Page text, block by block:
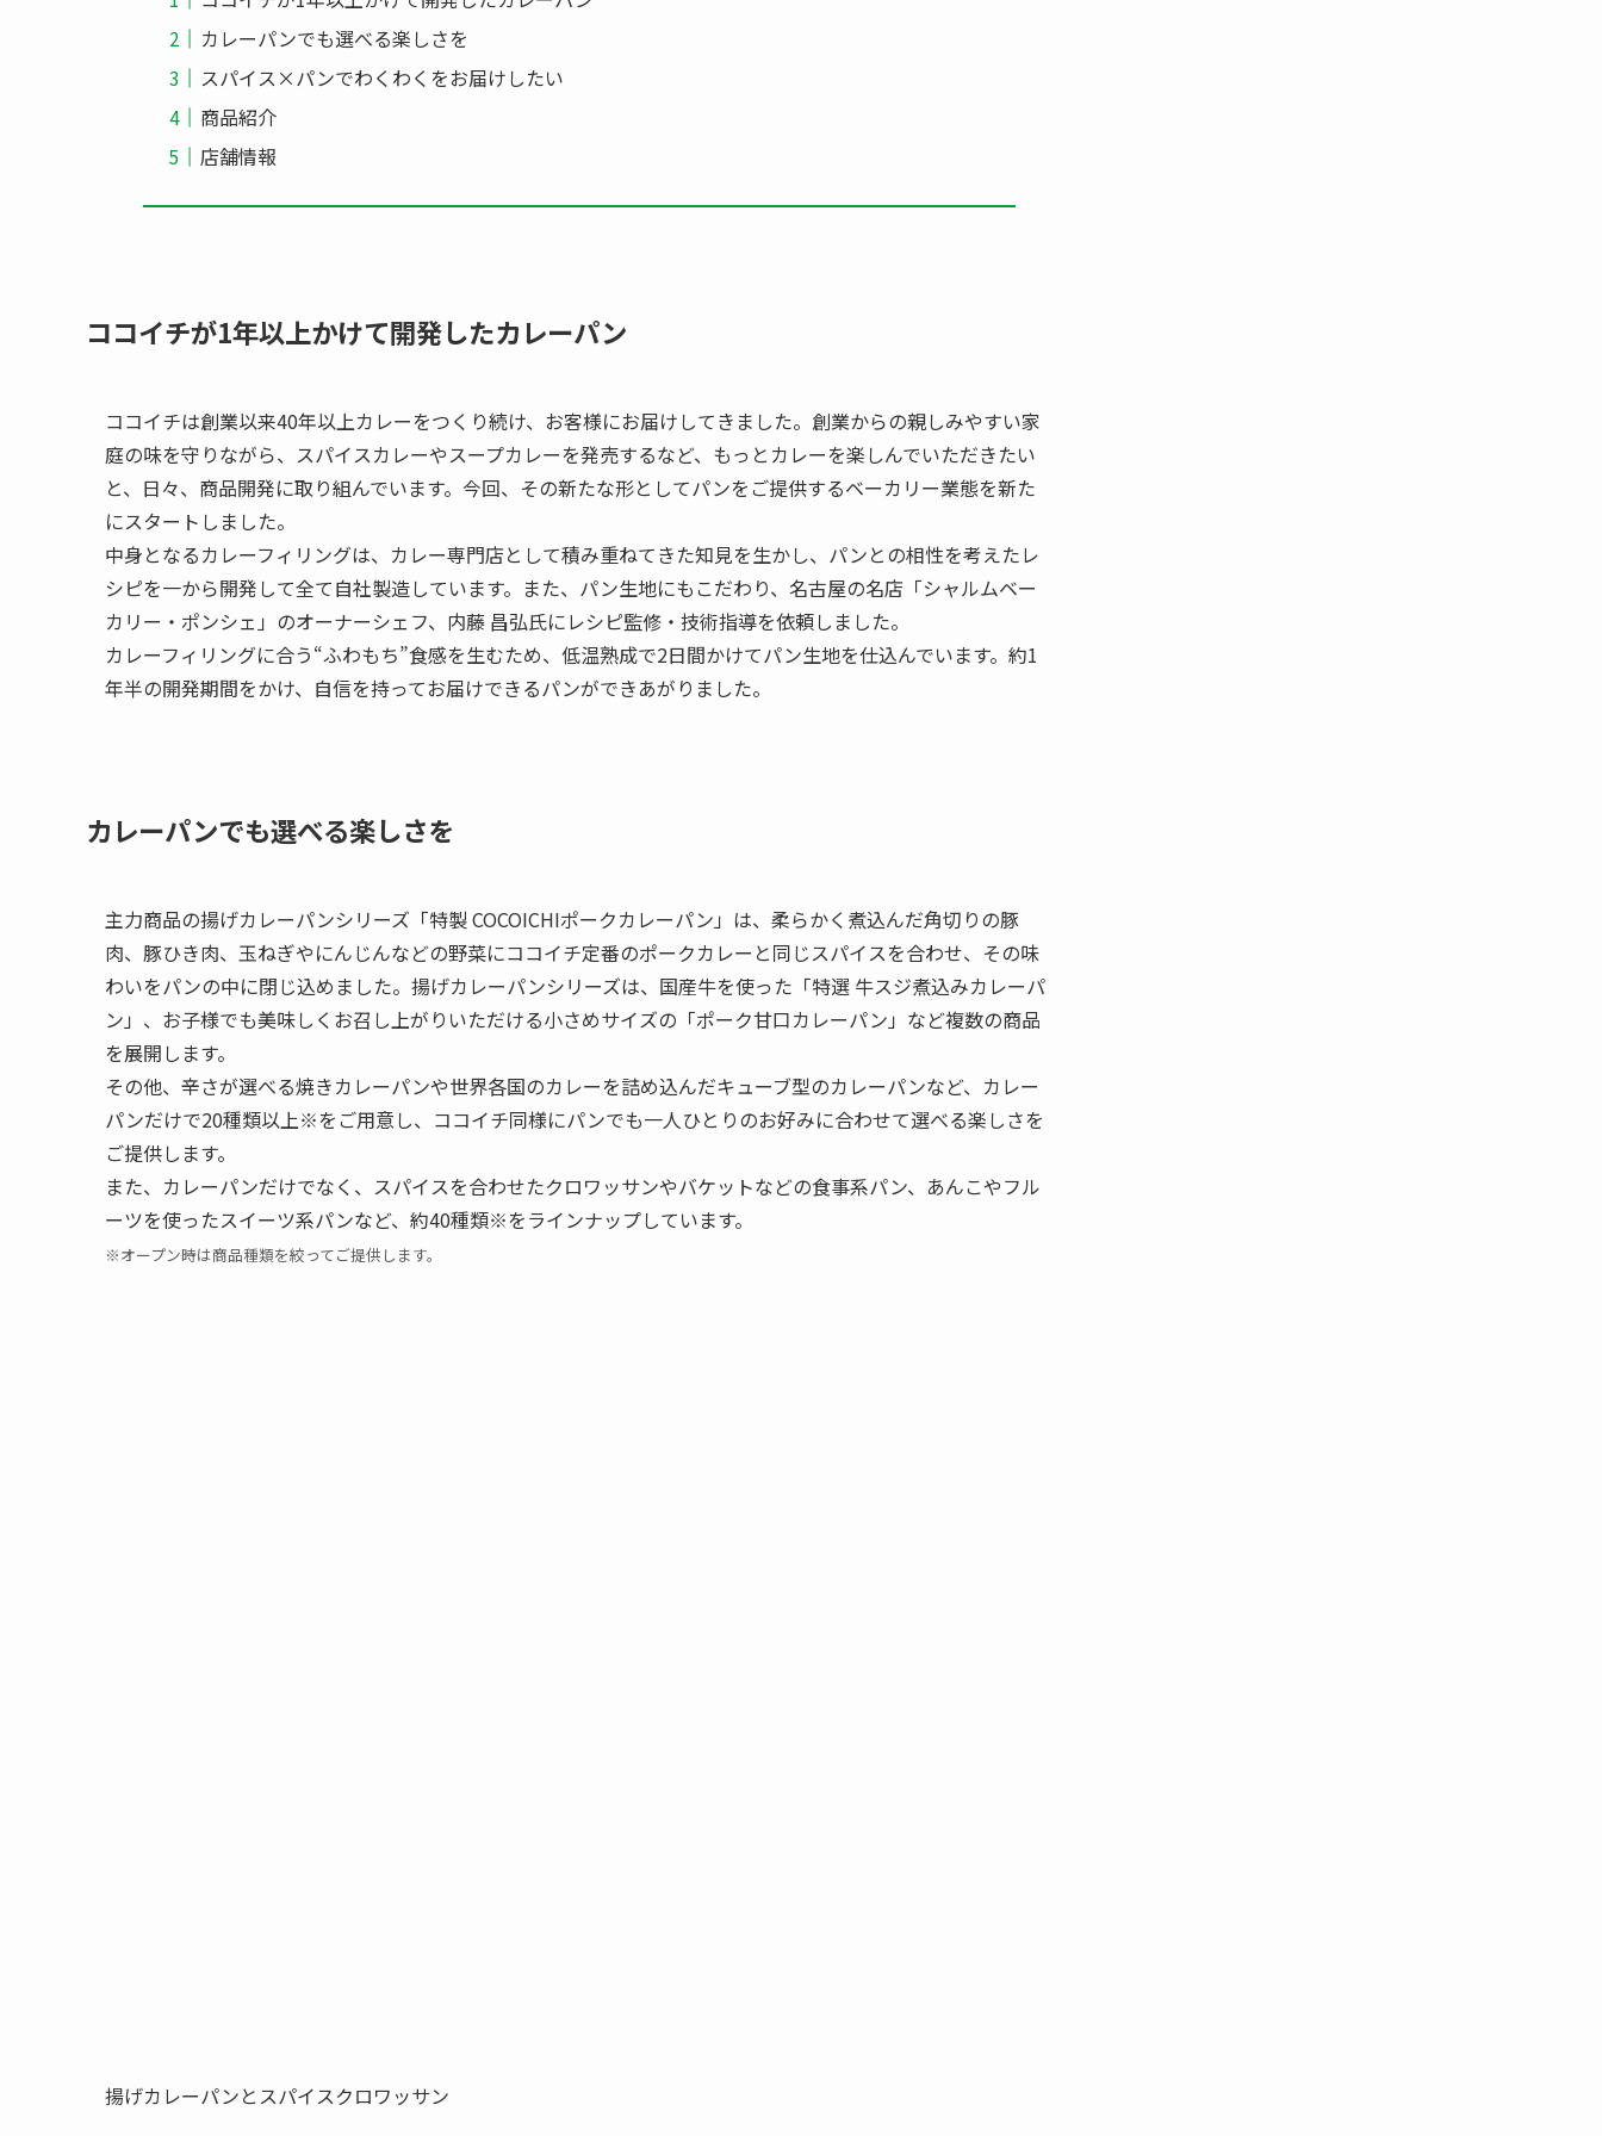
カレーパンでも選べる楽しさを
スパイス×パンでわくわくをお届けしたい
商品紹介
店舗情報
ココイチが1年以上かけて開発したカレーパン
ココイチは創業以来40年以上カレーをつくり続け、お客様にお届けしてきました。創業からの親しみやすい家
庭の味を守りながら、スパイスカレーやスープカレーを発売するなど、もっとカレーを楽しんでいただきたい
と、日々、商品開発に取り組んでいます。今回、その新たな形としてパンをご提供するベーカリー業態を新た
にスタートしました。
中身となるカレーフィリングは、カレー専門店として積み重ねてきた知見を生かし、パンとの相性を考えたレ
シピを一から開発して全て自社製造しています。また、パン生地にもこだわり、名古屋の名店「シャルムベー
カリー・ポンシェ」のオーナーシェフ、内藤 昌弘氏にレシピ監修・技術指導を依頼しました。
カレーフィリングに合う“ふわもち”食感を生むため、低温熟成で2日間かけてパン生地を仕込んでいます。約1
年半の開発期間をかけ、自信を持ってお届けできるパンができあがりました。
カレーパンでも選べる楽しさを
主力商品の揚げカレーパンシリーズ「特製 COCOICHIポークカレーパン」は、柔らかく煮込んだ角切りの豚
肉、豚ひき肉、玉ねぎやにんじんなどの野菜にココイチ定番のポークカレーと同じスパイスを合わせ、その味
わいをパンの中に閉じ込めました。揚げカレーパンシリーズは、国産牛を使った「特選 牛スジ煮込みカレーパ
ン」、お子様でも美味しくお召し上がりいただける小さめサイズの「ポーク甘口カレーパン」など複数の商品
を展開します。
その他、辛さが選べる焼きカレーパンや世界各国のカレーを詰め込んだキューブ型のカレーパンなど、カレー
パンだけで20種類以上※をご用意し、ココイチ同様にパンでも一人ひとりのお好みに合わせて選べる楽しさを
ご提供します。
また、カレーパンだけでなく、スパイスを合わせたクロワッサンやバケットなどの食事系パン、あんこやフル
ーツを使ったスイーツ系パンなど、約40種類※をラインナップしています。
※オープン時は商品種類を絞ってご提供します。